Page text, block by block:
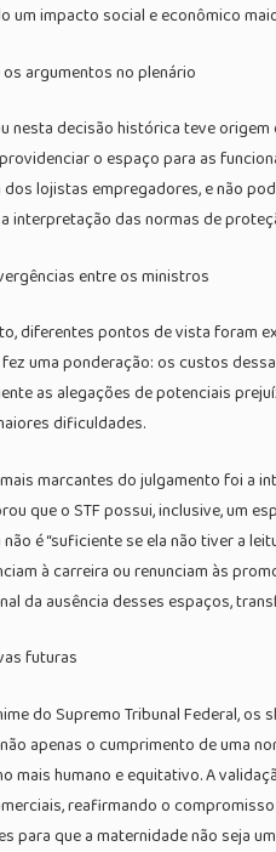
um impacto social e econômico
argumentos no plenário
nesta decisão histórica teve
o espaço para as
dos lojistas empregadores, e não
interpretação das normas de
entre os ministros
diferentes pontos de vista foram
uma ponderação: os custos
as alegações de potenciais
dificuldades.
marcantes do julgamento foi a
que o STF possui, inclusive, um
não é “suficiente se ela não tiver a
à carreira ou renunciam às
da ausência desses espaços,
futuras
do Supremo Tribunal Federal,
apenas o cumprimento de uma
mais humano e equitativo. A
reafirmando o
para que a maternidade não seja